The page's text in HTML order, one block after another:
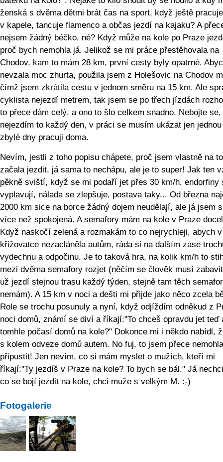
ženská s dvěma dětmi brát čas na sport, když ještě
v kapele, tancuje flamenco a občas jezdí na kajaku? A
nejsem žádný béčko, né? Když může na kole po Praze
proč bych nemohla já. Jelikož se mi práce přestěhovala na
Chodov, kam to mám 28 km, první cesty byly opatrné.
nevzala moc zhurta, použila jsem z Holešovic na Chodov
čímž jsem zkrátila cestu v jednom směru na 15 km. Ale
cyklista nejezdí metrem, tak jsem se po třech jízdách
to přece dám celý, a ono to šlo celkem snadno. Nebojte se,
nejezdím to každý den, v práci se musím ukázat jen
zbylé dny pracuji doma.
Nevím, jestli z toho popisu chápete, proč jsem vlastně na
začala jezdit, já sama to nechápu, ale je to super! Jak ten
pěkně sviští, když se mi podaří jet přes 30 km/h, endorfiny
vyplavují, nálada se zlepšuje, postava taky... Od března
2000 km sice na borce žádný dojem neudělají, ale já jsem
více než spokojená. A semafory mám na kole v Praze
Když naskočí zelená a rozmakám to co nejrychleji, abych v
křižovatce nezacláněla autům, ráda si na dalším zase
vydechnu a odpočinu. Je to taková hra, na kolik km/h to
mezi dvěma semafory rozjet (něčím se člověk musí
už jezdí stejnou trasu každý týden, stejně tam těch
nemám). A 15 km v noci a dešti mi přijde jako něco zcela
Role se trochu posunuly a nyní, když odjíždím odněkud z
noci domů, známí se diví a říkají:"To chceš opravdu jet teď
tomhle počasí domů na kole?" Dokonce mi i někdo nabídl,
s kolem odveze domů autem. No fuj, to jsem přece nemohla
připustit! Jen nevím, co si mám myslet o mužích, kteří mi
říkají:"Ty jezdíš v Praze na kole? To bych se bál." Já
co se bojí jezdit na kole, chci muže s velkým M. :-)
Fotogalerie